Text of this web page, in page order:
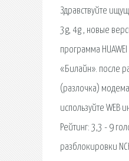
Здравствуйте
3g, 4g , новые
программа
«Билайн». после
(разлочка)
используйте
Рейтинг: 3,3 - 9
разблокировки